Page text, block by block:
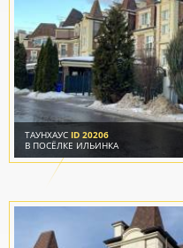
ТАУНХАУС ID 20206
В ПОСЁЛКЕ ИЛЬИНКА